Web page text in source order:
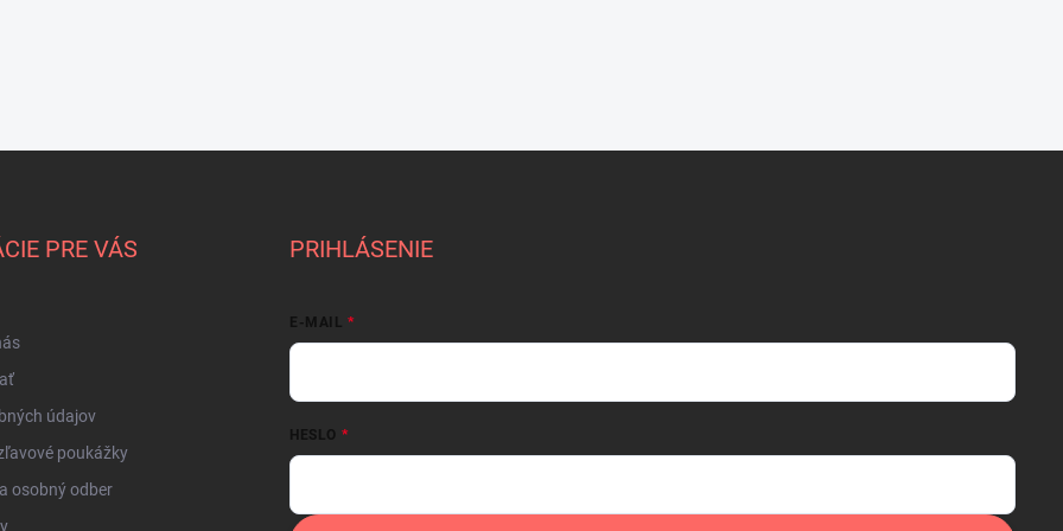
PRE VÁS
údajov
poukážky
osobný odber
PRIHLÁSENIE
E-MAIL
HESLO